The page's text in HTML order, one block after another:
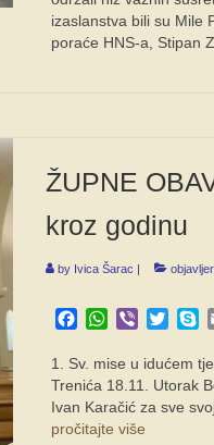
izaslanstva bili su Mile
poraće HNS-a, Stipan
ŽUPNE
kroz godinu
by Ivica Šarac |
Facebook
WhatsApp
Viber
1. Sv. mise u idućem
Trenića 18.11. Utorak
Ivan Karačić za sve
pročitajte više